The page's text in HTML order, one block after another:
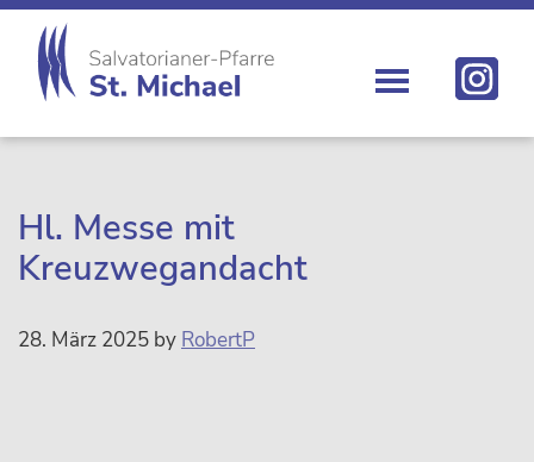
Zur
Hauptnavigation
springen
Skip
main
content
Zur
Hauptsidebar
springen
Zur
Fußzeile
springen
Michael
Michaelerkirche
Wiens
Hl. Messe mit
Kreuzwegandacht
28. März 2025 by RobertP